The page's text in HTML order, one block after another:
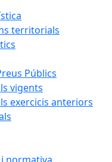
territorials
Públics
vigents
exercicis anteriors